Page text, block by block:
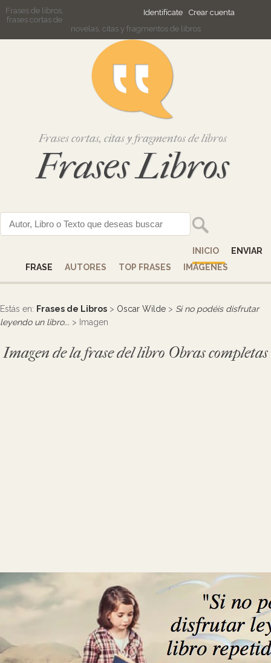
Identifícate Crear cuenta
Frases de libros,
frases cortas de
novelas, citas y fragmentos de libros
Frases cortas, citas y fragmentos de libros
Frases Libros
INICIO
ENVIAR
FRASE
AUTORES TOP FRASES IMÁGENES
Estás en: Frases de Libros > Oscar Wilde > Si no podéis disfrutar
leyendo un libro... > Imagen
Imagen de la frase del libro Obras completas